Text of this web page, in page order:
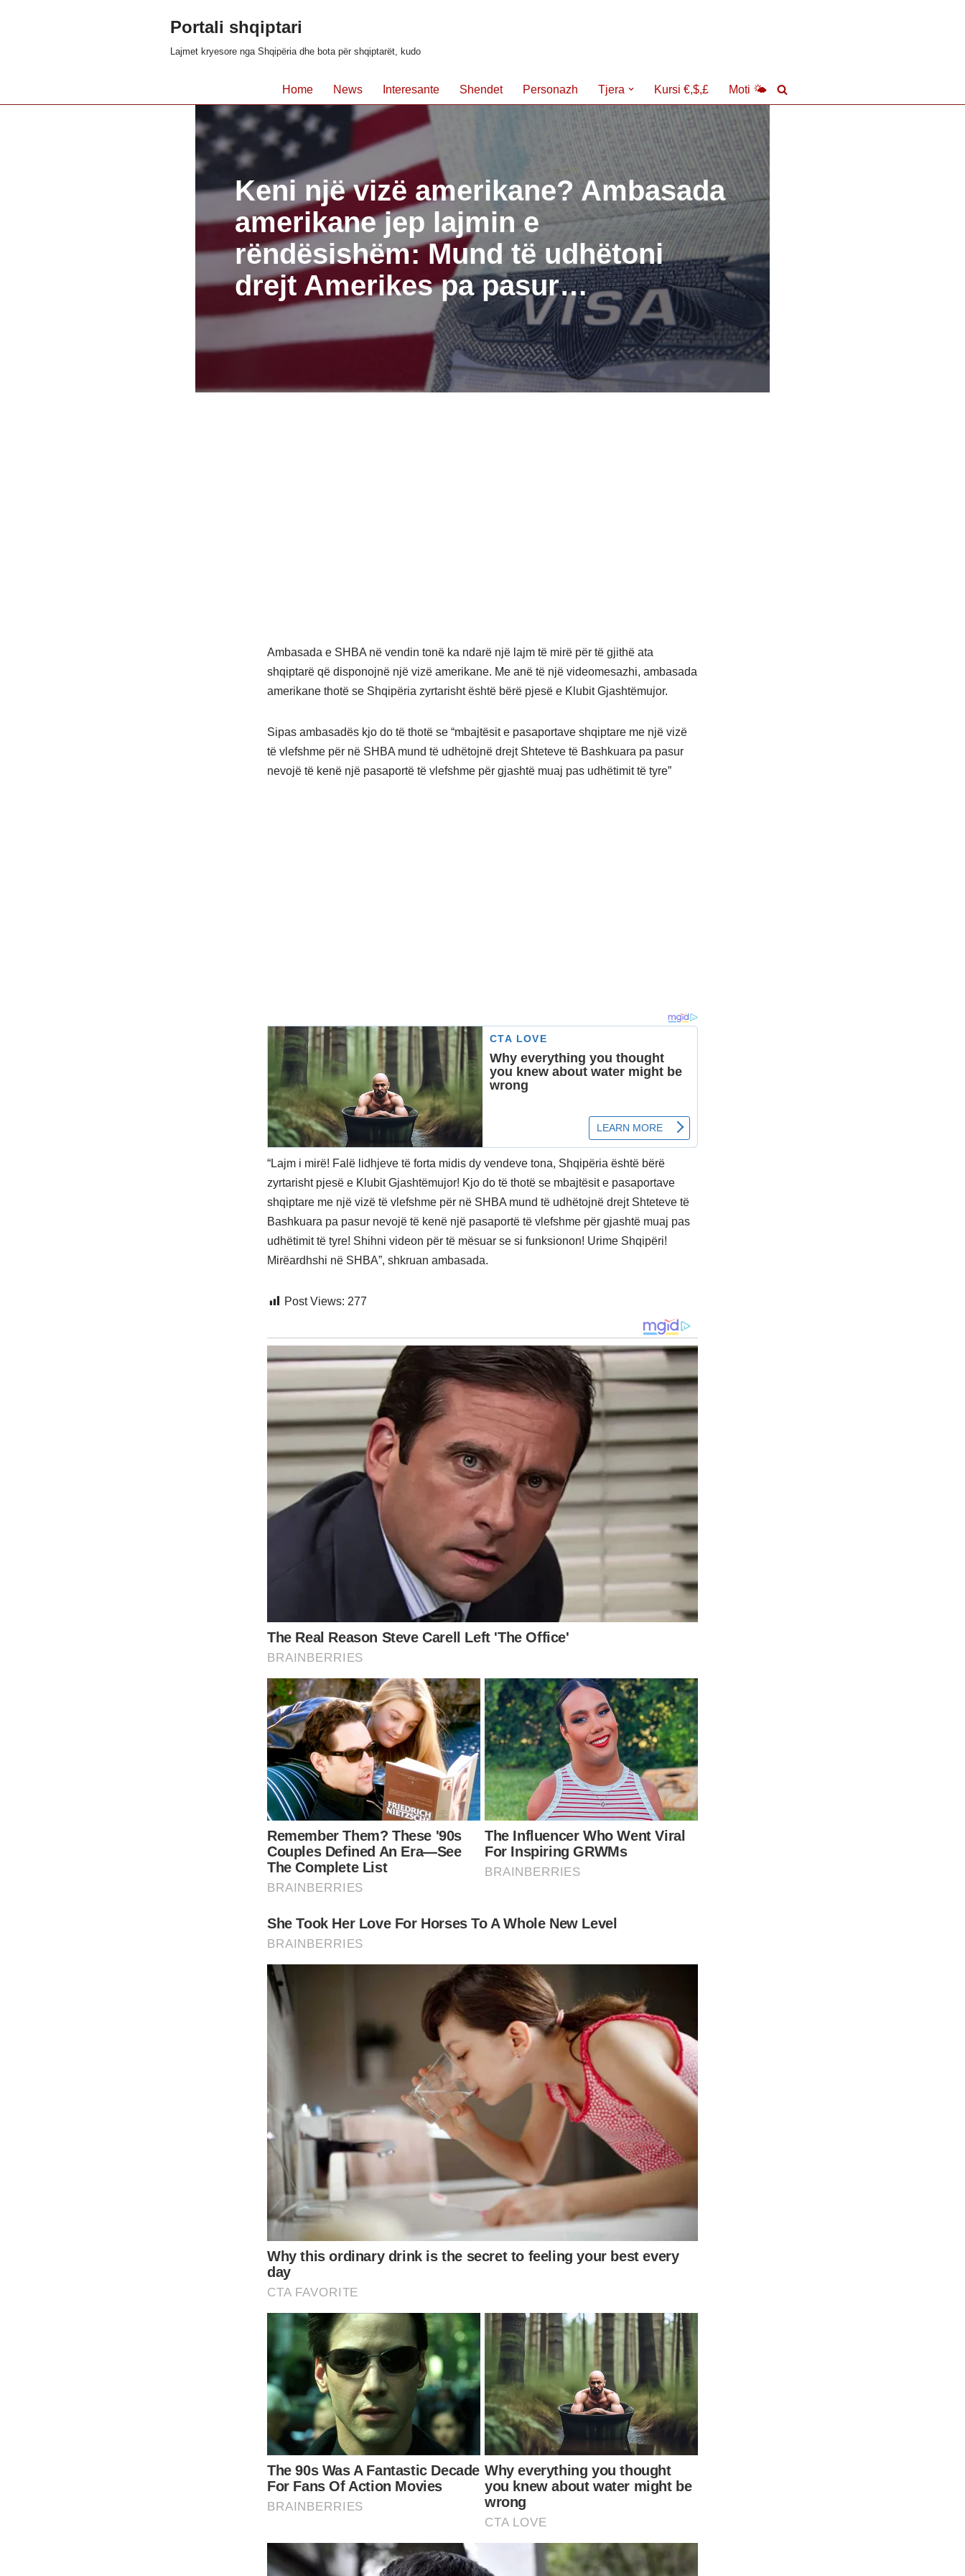
Portali shqiptari
Lajmet kryesore nga Shqipëria dhe bota për shqiptarët, kudo
Home News Interesante Shendet Personazh Tjera Kursi €,$,£ Moti 🌤
Keni një vizë amerikane? Ambasada
amerikane jep lajmin e
rëndësishëm: Mund të udhëtoni
drejt Amerikes pa pasur…
Ambasada e SHBA në vendin tonë ka ndarë një lajm të mirë për të gjithë ata
shqiptarë që disponojnë një vizë amerikane. Me anë të një videomesazhi, ambasada
amerikane thotë se Shqipëria zyrtarisht është bërë pjesë e Klubit Gjashtëmujor.
Sipas ambasadës kjo do të thotë se “mbajtësit e pasaportave shqiptare me një vizë
të vlefshme për në SHBA mund të udhëtojnë drejt Shteteve të Bashkuara pa pasur
nevojë të kenë një pasaportë të vlefshme për gjashtë muaj pas udhëtimit të tyre”
“Lajm i mirë! Falë lidhjeve të forta midis dy vendeve tona, Shqipëria është bërë
zyrtarisht pjesë e Klubit Gjashtëmujor! Kjo do të thotë se mbajtësit e pasaportave
shqiptare me një vizë të vlefshme për në SHBA mund të udhëtojnë drejt Shteteve të
Bashkuara pa pasur nevojë të kenë një pasaportë të vlefshme për gjashtë muaj pas
udhëtimit të tyre! Shihni videon për të mësuar se si funksionon! Urime Shqipëri!
Mirëardhshi në SHBA”, shkruan ambasada.
Post Views: 277